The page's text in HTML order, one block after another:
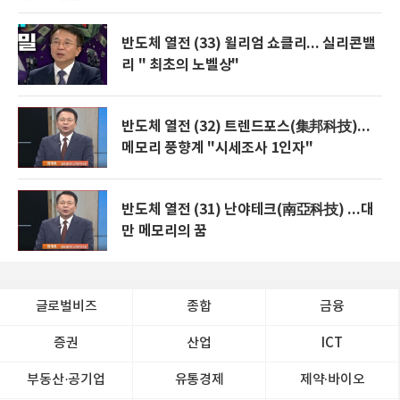
반도체 열전 (33) 윌리엄 쇼클리... 실리콘밸
리 " 최초의 노벨상"
반도체 열전 (32) 트렌드포스(集邦科技)...
메모리 풍향계 "시세조사 1인자"
반도체 열전 (31) 난야테크(南亞科技) ...대
만 메모리의 꿈
글로벌비즈 종합 금융
증권 산업 ICT
부동산·공기업 유통경제 제약∙바이오